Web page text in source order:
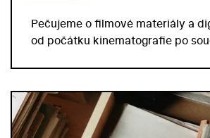
Pečujeme o filmové materiály a
od počátku kinematografie po